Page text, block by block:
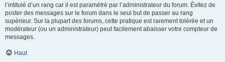
l’intitulé d’un rang car il est paramétré par l’administrateur du forum. Évitez de
poster des messages sur le forum dans le seul but de passer au rang
supérieur. Sur la plupart des forums, cette pratique est rarement tolérée et un
modérateur (ou un administrateur) peut facilement abaisser votre compteur de
messages.
Haut